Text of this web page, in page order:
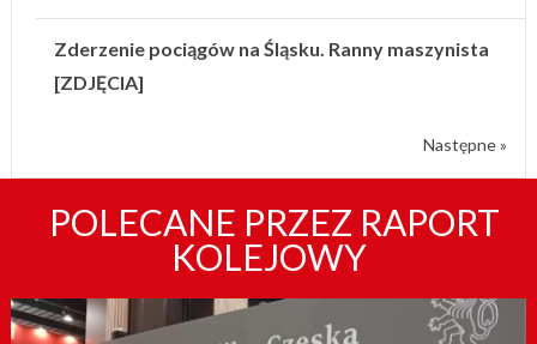
Zderzenie pociągów na Śląsku. Ranny maszynista
[ZDJĘCIA]
Następne »
POLECANE PRZEZ RAPORT
KOLEJOWY